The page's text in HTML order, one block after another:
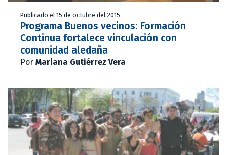
Publicado el 15 de octubre del 2015
Programa Buenos vecinos: Formación
Continua fortalece vinculación con
comunidad aledaña
Por Mariana Gutiérrez Vera